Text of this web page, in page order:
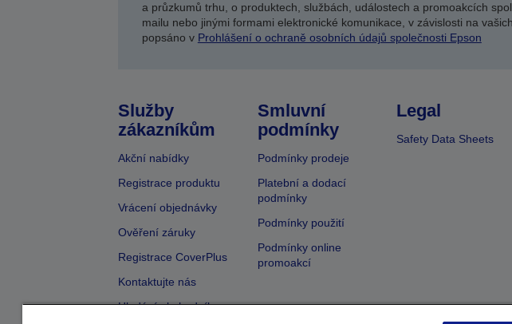
a průzkumů trhu, o produktech, službách, událostech a promoakcích
mailu nebo jinými formami elektronické komunikace, v závislosti na
popsáno v Prohlášení o ochraně osobních údajů společnosti Epson
Služby
zákazníkům
Akční nabídky
Registrace produktu
Vrácení objednávky
Ověření záruky
Registrace CoverPlus
Kontaktujte nás
Hledání obchodníka
Smluvní
podmínky
Podmínky prodeje
Platební a dodací
podmínky
Podmínky použití
Podmínky online
promoakcí
Legal
Safety Data Sheets